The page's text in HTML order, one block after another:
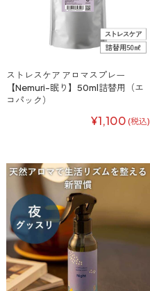
ストレスケア アロマスプレー
【Nemuri-眠り】50ml詰替用（エ
コパック）
¥1,100 (税込)